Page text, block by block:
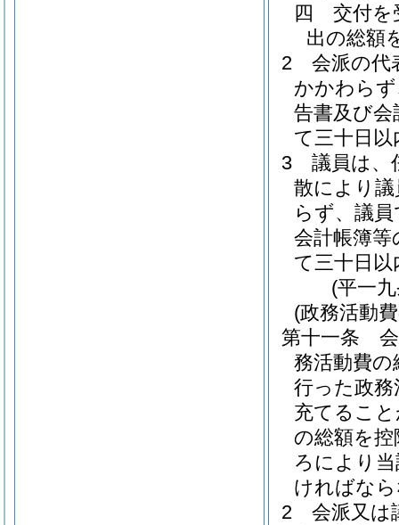
四
交付を
出の総額
2
会派の代
かかわら
告書及び
て三十日
3
議員は、
散により
らず、議
会計帳簿
て三十日
(平一
(政務活動
第十一条
務活動費
行った政
充てるこ
の総額を
ろにより
ければな
2
会派又は